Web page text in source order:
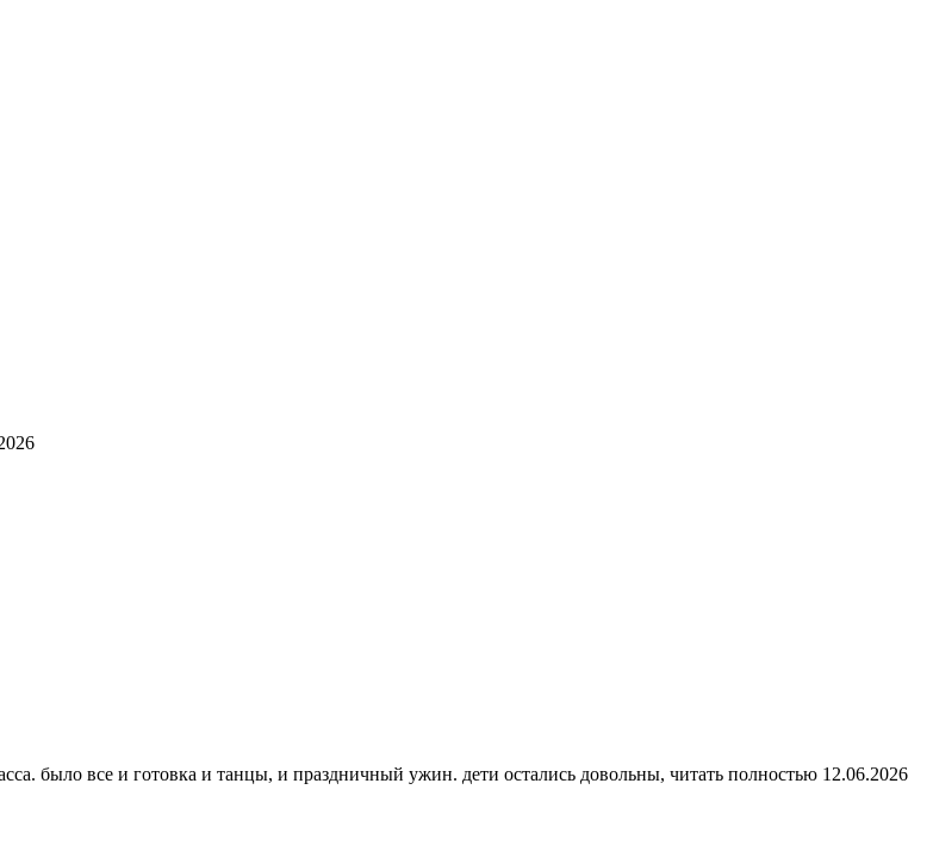
было все и готовка и танцы, и праздничный ужин. дети остались довольны, читать полностью 12.06.2026